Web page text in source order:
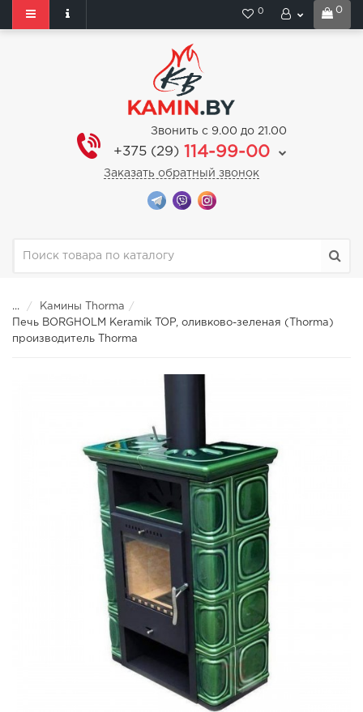
0
0
Звонить с 9.00 до 21.00
+375 (29) 114-99-00
Заказать обратный звонок
...
Камины Thorma
Печь BORGHOLM Keramik TOP, оливково-зеленая (Thorma)
производитель Thorma